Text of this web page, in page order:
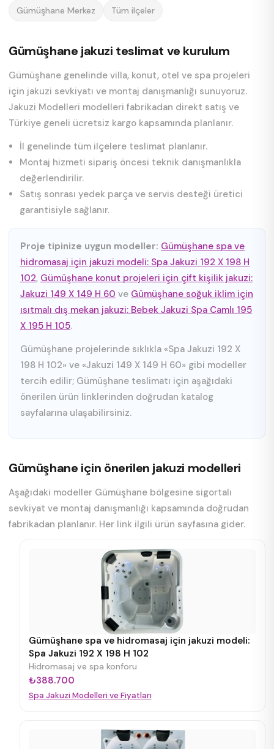
Gümüşhane Merkez Tüm ilçeler
Gümüşhane jakuzi teslimat ve kurulum
Gümüşhane genelinde villa, konut, otel ve spa projeleri
için jakuzi sevkiyatı ve montaj danışmanlığı sunuyoruz.
Jakuzi Modelleri modelleri fabrikadan direkt satış ve
Türkiye geneli ücretsiz kargo kapsamında planlanır.
İl genelinde tüm ilçelere teslimat planlanır.
Montaj hizmeti sipariş öncesi teknik danışmanlıkla
değerlendirilir.
Satış sonrası yedek parça ve servis desteği üretici
garantisiyle sağlanır.
Proje tipinize uygun modeller: Gümüşhane spa ve
hidromasaj için jakuzi modeli: Spa Jakuzi 192 X 198 H
102, Gümüşhane konut projeleri için çift kişilik jakuzi:
Jakuzi 149 X 149 H 60 ve Gümüşhane soğuk iklim için
ısıtmalı dış mekan jakuzi: Bebek Jakuzi Spa Camlı 195
X 195 H 105.
Gümüşhane projelerinde sıklıkla «Spa Jakuzi 192 X
198 H 102» ve «Jakuzi 149 X 149 H 60» gibi modeller
tercih edilir; Gümüşhane teslimatı için aşağıdaki
önerilen ürün linklerinden doğrudan katalog
sayfalarına ulaşabilirsiniz.
Gümüşhane için önerilen jakuzi modelleri
Aşağıdaki modeller Gümüşhane bölgesine sigortalı
sevkiyat ve montaj danışmanlığı kapsamında doğrudan
fabrikadan planlanır. Her link ilgili ürün sayfasına gider.
Gümüşhane spa ve hidromasaj için jakuzi modeli:
Spa Jakuzi 192 X 198 H 102
Hidromasaj ve spa konforu
₺388.700
Spa Jakuzi Modelleri ve Fiyatları